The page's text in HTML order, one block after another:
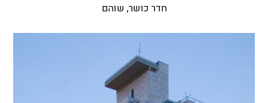
חדר כושר, שוהם